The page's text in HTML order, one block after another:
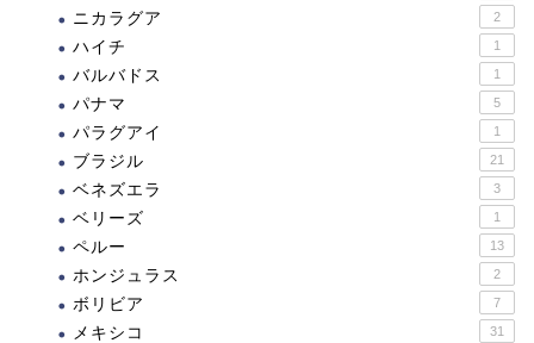
ニカラグア 2
ハイチ 1
バルバドス 1
パナマ 5
パラグアイ 1
ブラジル 21
ベネズエラ 3
ベリーズ 1
ペルー 13
ホンジュラス 2
ボリビア 7
メキシコ 31